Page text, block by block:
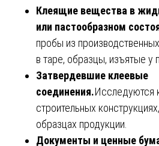
Клеящие вещества в
или пастообразном
пробы из
в таре, образцы, изъятые у
Затвердевшие клеевые
соединения.Исследуются
строительных
образцах продукции.
Документы и ценные